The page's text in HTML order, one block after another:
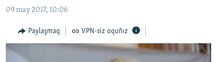
Qıdıruvğa
qaytmaq
MEDENİYET
İNSAN AQLARI
VİDEO
09 may 2017, 10:06
Paylaşmaq VPN-siz oquñız